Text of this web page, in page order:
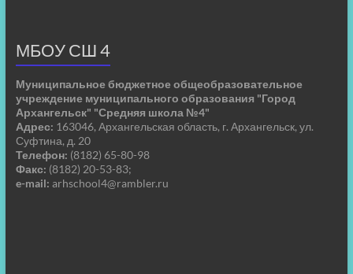
МБОУ СШ 4
Муниципальное бюджетное общеобразовательное
учреждение муниципального образования "Город
Архангельск" "Средняя школа №4"
Адрес: 163046, Архангельская область, г. Архангельск, ул.
Суфтина, д. 20
Телефон: (8182) 65-80-98
Факс: (8182) 20-53-83;
e-mail: arhschool4@rambler.ru